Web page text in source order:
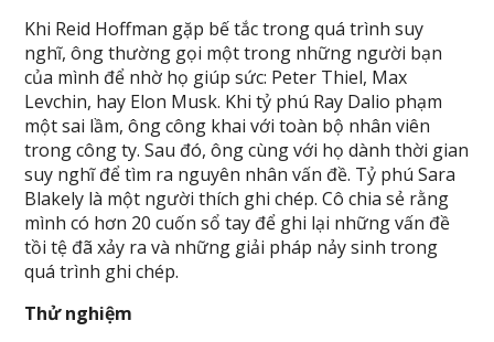
Khi Reid Hoffman gặp bế tắc trong quá trình suy
nghĩ, ông thường gọi một trong những người bạn
của mình để nhờ họ giúp sức: Peter Thiel, Max
Levchin, hay Elon Musk. Khi tỷ phú Ray Dalio phạm
một sai lầm, ông công khai với toàn bộ nhân viên
trong công ty. Sau đó, ông cùng với họ dành thời gian
suy nghĩ để tìm ra nguyên nhân vấn đề. Tỷ phú Sara
Blakely là một người thích ghi chép. Cô chia sẻ rằng
mình có hơn 20 cuốn sổ tay để ghi lại những vấn đề
tồi tệ đã xảy ra và những giải pháp nảy sinh trong
quá trình ghi chép.
Thử nghiệm